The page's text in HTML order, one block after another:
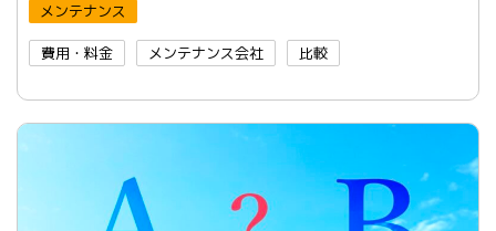
メンテナンス
費用・料金 メンテナンス会社 比較